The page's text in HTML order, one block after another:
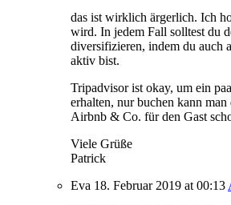
das ist wirklich ärgerlich. Ich
wird. In jedem Fall solltest du
diversifizieren, indem du auch
aktiv bist.
Tripadvisor ist okay, um ein
erhalten, nur buchen kann
Airbnb & Co. für den Gast
Viele Grüße
Patrick
Eva 18. Februar 2019 at 00:13